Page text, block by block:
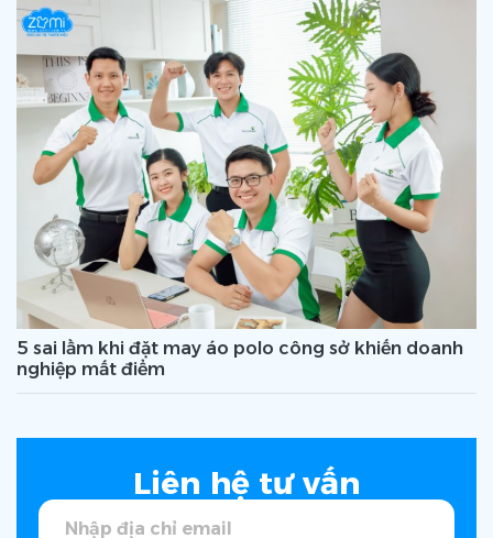
5 sai lầm khi đặt may áo polo công sở khiến doanh
nghiệp mất điểm
Liên hệ tư vấn